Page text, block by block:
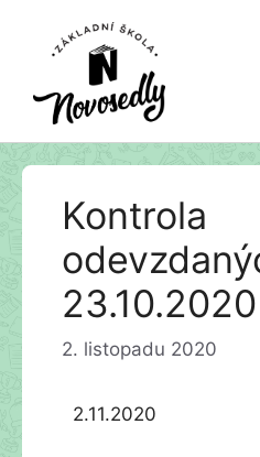
Přeskočit
Kontrola
23.10.2020
2. listopadu 2020
2.11.2020